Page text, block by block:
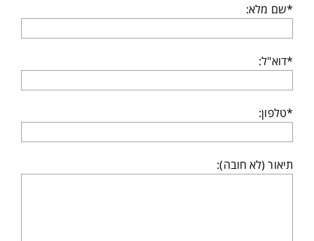
*שם מלא:
*דוא"ל:
*טלפון:
תיאור (לא חובה):